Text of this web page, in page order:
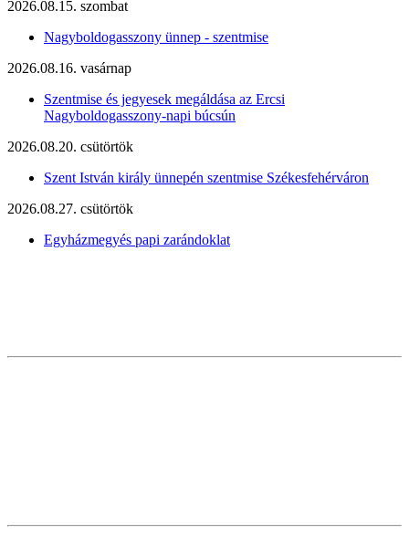
2026.08.15. szombat
Nagyboldogasszony ünnep - szentmise
2026.08.16. vasárnap
Szentmise és jegyesek megáldása az Ercsi
Nagyboldogasszony-napi búcsún
2026.08.20. csütörtök
Szent István király ünnepén szentmise Székesfehérváron
2026.08.27. csütörtök
Egyházmegyés papi zarándoklat